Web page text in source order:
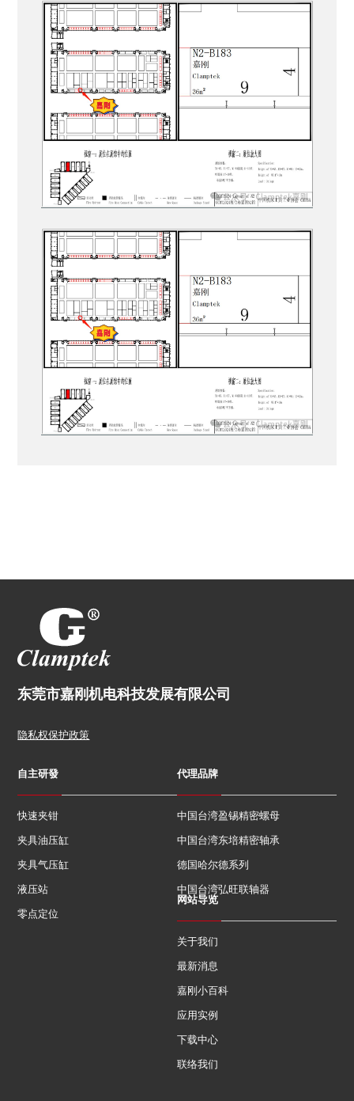
东莞市嘉刚机电科技发展有限公司
隐私权保护政策
自主研發
快速夹钳
夹具油压缸
夹具气压缸
液压站
零点定位
代理品牌
中国台湾盈锡精密螺母
中国台湾东培精密轴承
德国哈尔德系列
中国台湾弘旺联轴器
网站导览
关于我们
最新消息
嘉刚小百科
应用实例
下载中心
联络我们